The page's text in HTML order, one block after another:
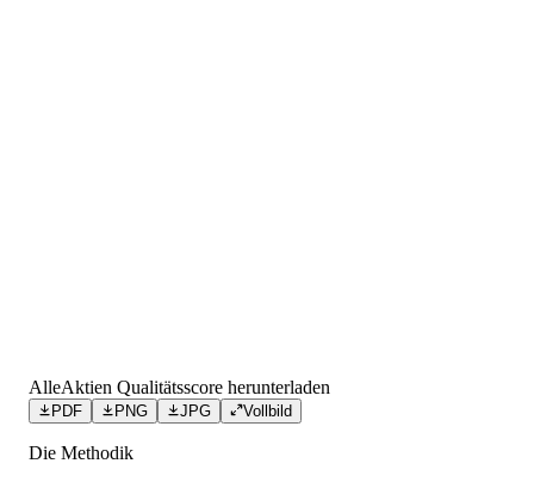
AlleAktien Qualitätsscore herunterladen
PDF PNG JPG Vollbild
Die Methodik